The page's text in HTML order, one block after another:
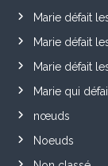
Marie défait
Marie défait
Marie défait
Marie qui
nœuds
Noeuds